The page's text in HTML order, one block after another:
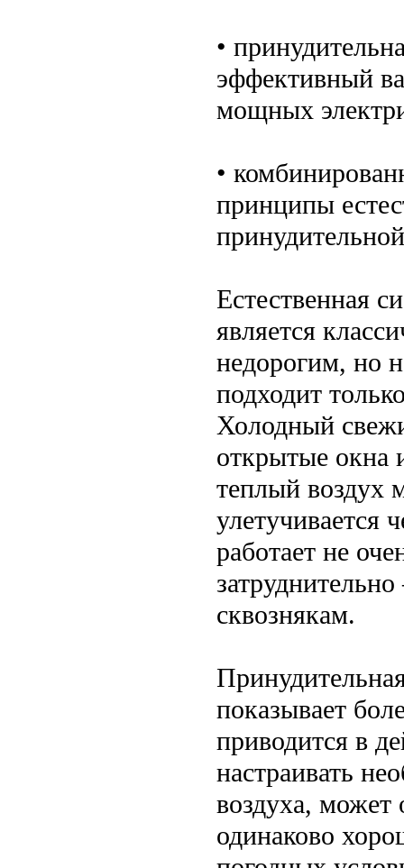
•
эффективный
мощных
•
принципы
Естественная
является
недорогим, но
подходит
Холодный
открытые окна
теплый воздух
улетучивается
работает не
сквознякам.
показывает
приводится в
настраивать
воздуха, может
одинаково